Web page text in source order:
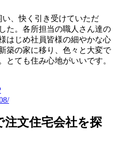
、快く引き受けていただ
た。各所担当の職人さん達の
はじめ社員皆様の細やかな心
築の家に移り、色々と大変で
とても住み心地がいいです。
文住宅会社を探